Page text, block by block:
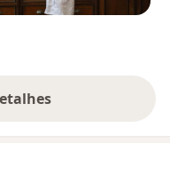
a experiência